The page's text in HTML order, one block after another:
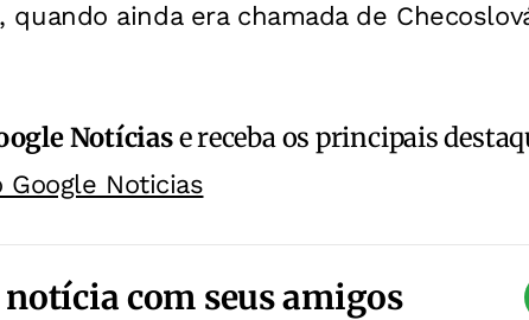
ainda era chamada de
Notíciase receba os principais
Google Noticias
com seus amigos